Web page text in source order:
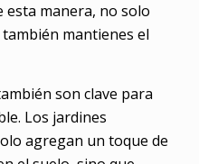
esta manera, no solo
mantienes el
son clave para
Los jardines
agregan un toque de